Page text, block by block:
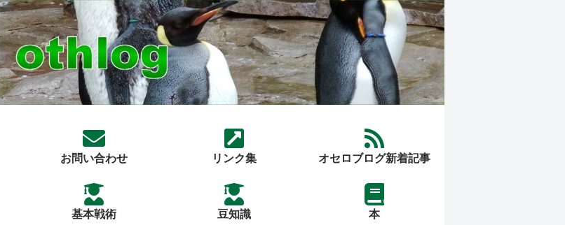
お問い合わせ リンク集 オセロブログ新着記事
基本戦術 豆知識 本